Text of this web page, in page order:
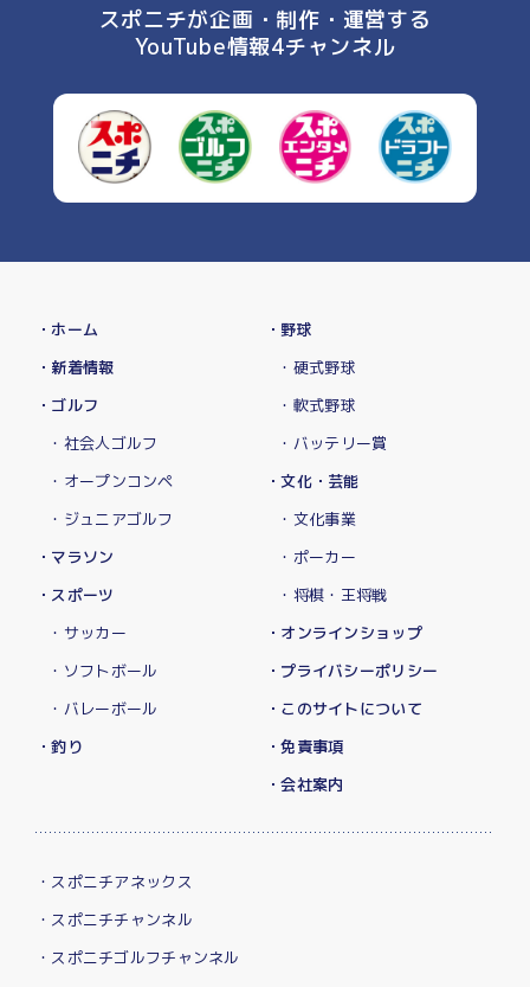
スポニチが企画・制作・運営する
YouTube情報4チャンネル
・ホーム
・新着情報
・ゴルフ
・社会人ゴルフ
・オープンコンペ
・ジュニアゴルフ
・マラソン
・スポーツ
・サッカー
・ソフトボール
・バレーボール
・釣り
・野球
・硬式野球
・軟式野球
・バッテリー賞
・文化・芸能
・文化事業
・ポーカー
・将棋・王将戦
・オンラインショップ
・プライバシーポリシー
・このサイトについて
・免責事項
・会社案内
・スポニチアネックス
・スポニチチャンネル
・スポニチゴルフチャンネル